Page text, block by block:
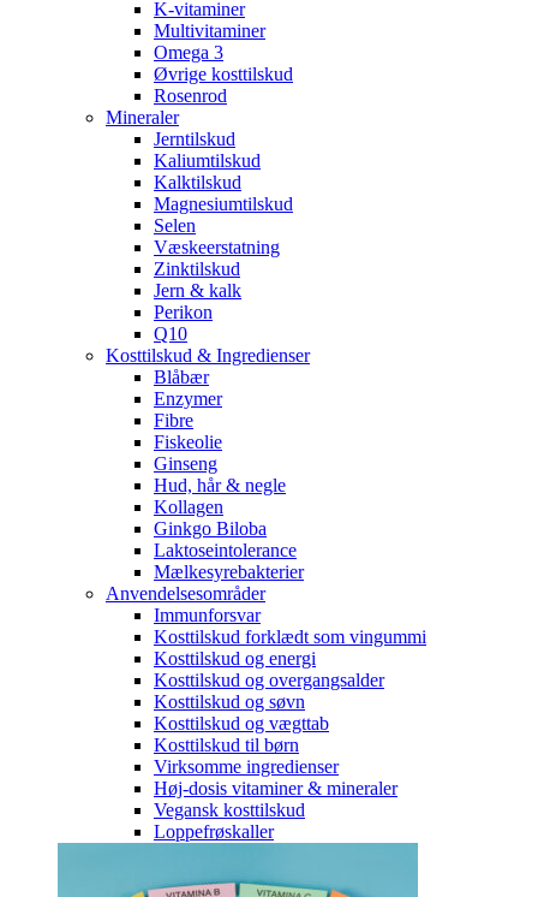
K-vitaminer
Multivitaminer
Omega 3
Øvrige kosttilskud
Rosenrod
Mineraler
Jerntilskud
Kaliumtilskud
Kalktilskud
Magnesiumtilskud
Selen
Væskeerstatning
Zinktilskud
Jern & kalk
Perikon
Q10
Kosttilskud & Ingredienser
Blåbær
Enzymer
Fibre
Fiskeolie
Ginseng
Hud, hår & negle
Kollagen
Ginkgo Biloba
Laktoseintolerance
Mælkesyrebakterier
Anvendelsesområder
Immunforsvar
Kosttilskud forklædt som vingummi
Kosttilskud og energi
Kosttilskud og overgangsalder
Kosttilskud og søvn
Kosttilskud og vægttab
Kosttilskud til børn
Virksomme ingredienser
Høj-dosis vitaminer & mineraler
Vegansk kosttilskud
Loppefrøskaller